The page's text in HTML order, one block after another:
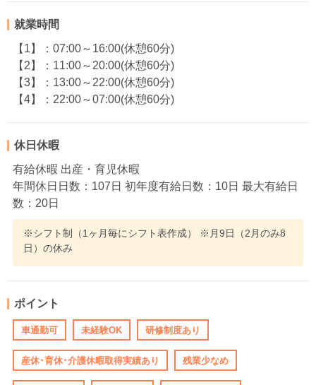
就業時間
【1】：07:00～16:00(休憩60分)
【2】：11:00～20:00(休憩60分)
【3】：13:00～22:00(休憩60分)
【4】：22:00～07:00(休憩60分)
休日休暇
有給休暇 出産・育児休暇
年間休日日数：107日 初年度有給日数：10日 最大有給日
数：20日
※シフト制（1ヶ月毎にシフト表作成） ※月9日（2月のみ8
日）の休み
ポイント
車通勤可 未経験OK 研修制度あり
産休･育休･介護休暇取得実績あり 残業少なめ